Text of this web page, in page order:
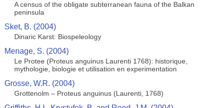
A census of the obligate subterranean fauna of the Balkan
peninsula
Sket, B. (2004)
Dinaric Karst: Biospeleology
Menage, S. (2004)
Le Protee (Proteus anguinus Laurenti 1768): historique,
mythologie, biologie et utilisation en experimentation
Grosse, W.R. (2004)
Grottenolm – Proteus anguinus (Laurenti, 1768)